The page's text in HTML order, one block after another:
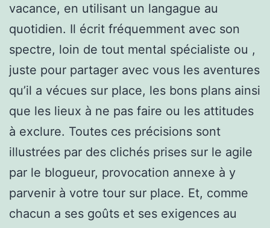
vacance, en utilisant un langague au
quotidien. Il écrit fréquemment avec son
spectre, loin de tout mental spécialiste ou ,
juste pour partager avec vous les aventures
qu’il a vécues sur place, les bons plans ainsi
que les lieux à ne pas faire ou les attitudes
à exclure. Toutes ces précisions sont
illustrées par des clichés prises sur le agile
par le blogueur, provocation annexe à y
parvenir à votre tour sur place. Et, comme
chacun a ses goûts et ses exigences au